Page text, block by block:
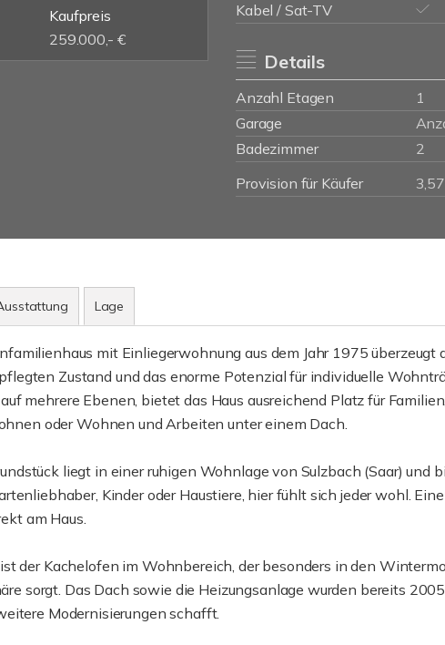
Kaufpreis
259.000,- €
Kabel / Sat-TV
Details
Anzahl Etagen 1
Garage
Badezimmer
2
Provision für Käufer
Lage
mit Einliegerwohnung aus dem Jahr 1975 überzeugt
Zustand und das enorme Potenzial für individuelle
mehrere Ebenen, bietet das Haus ausreichend Platz für Familien,
oder Wohnen und Arbeiten unter einem Dach.
liegt in einer ruhigen Wohnlage von Sulzbach (Saar) und
Kinder oder Haustiere, hier fühlt sich jeder wohl.
am Haus.
der Kachelofen im Wohnbereich, der besonders in den
sorgt. Das Dach sowie die Heizungsanlage wurden bereits
Modernisierungen schafft.